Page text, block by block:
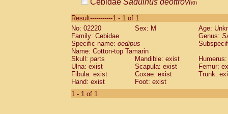
Cebidae Saguinus geoffroyi(0)
CebidaeSaguinus labiatus(0)
Cebidae Saguinus leucopus (0)
Cebidae
CebidaeSaguinus mystax
Cebidae Saguinus nigricollis (0)
Cebidae Saguinus oedipus
Cebidae Saguinus weddelli
Cebidae Saguinusspp.
Cebidae
Result-----------1 - 1 of 1
No: 02220
Sex: M
Age:
Family: Cebidae
Genus:
Specific name: oedipus
Name: Cotton-top Tamarin
Skull: parts
Mandible: exist
Ulna: exist
Scapula: exist
Femur:
Fibula: exist
Coxae: exist
Trunk:
Hand: exist
Foot: exist
1 - 1 of 1